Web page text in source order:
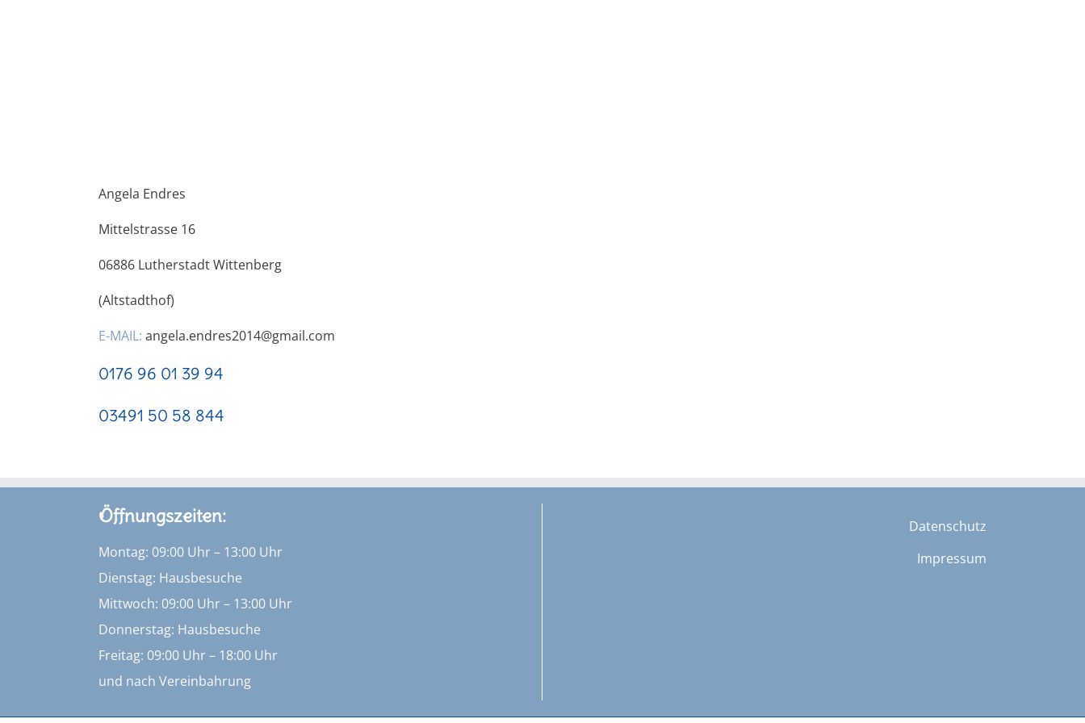
Angela Endres
Mittelstrasse 16
06886 Lutherstadt Wittenberg
(Altstadthof)
E-MAIL: angela.endres2014@gmail.com
0176 96 01 39 94
03491 50 58 844
Öffnungszeiten:
Montag: 09:00 Uhr – 13:00 Uhr
Dienstag: Hausbesuche
Mittwoch: 09:00 Uhr – 13:00 Uhr
Donnerstag: Hausbesuche
Freitag: 09:00 Uhr – 18:00 Uhr
und nach Vereinbahrung
Datenschutz
Impressum